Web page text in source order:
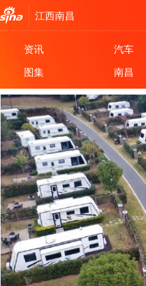
江西南昌
资讯 汽车
图集
南昌